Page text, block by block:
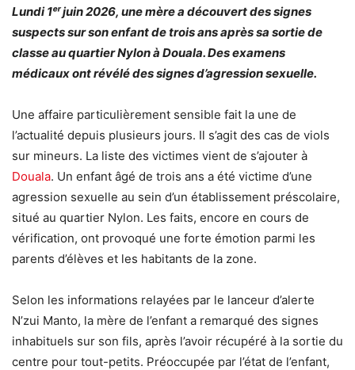
Lundi 1ᵉʳ juin 2026, une mère a découvert des signes
suspects sur son enfant de trois ans après sa sortie de
classe au quartier Nylon à Douala. Des examens
médicaux ont révélé des signes d’agression sexuelle.
Une affaire particulièrement sensible fait la une de
l’actualité depuis plusieurs jours. Il s’agit des cas de viols
sur mineurs. La liste des victimes vient de s’ajouter à
Douala. Un enfant âgé de trois ans a été victime d’une
agression sexuelle au sein d’un établissement préscolaire,
situé au quartier Nylon. Les faits, encore en cours de
vérification, ont provoqué une forte émotion parmi les
parents d’élèves et les habitants de la zone.
Selon les informations relayées par le lanceur d’alerte
N’zui Manto, la mère de l’enfant a remarqué des signes
inhabituels sur son fils, après l’avoir récupéré à la sortie du
centre pour tout-petits. Préoccupée par l’état de l’enfant,